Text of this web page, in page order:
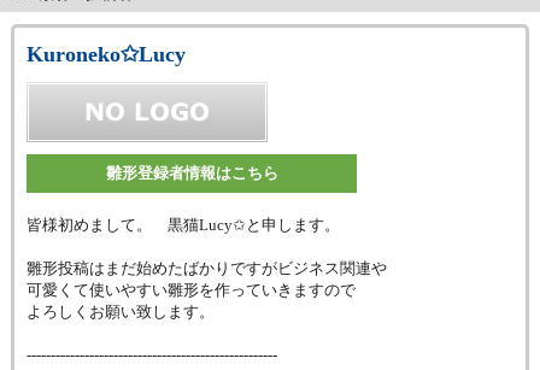
Kuroneko✩Lucy
雛形登録者情報はこちら
皆様初めまして。 黒猫Lucy✩と申します。
雛形投稿はまだ始めたばかりですがビジネス関連や
可愛くて使いやすい雛形を作っていきますので
よろしくお願い致します。
----------------------------------------------------